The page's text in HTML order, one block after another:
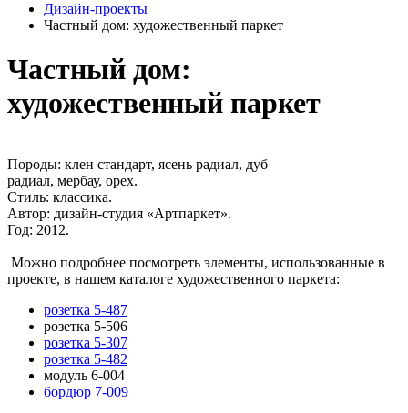
Дизайн-проекты
Частный дом: художественный паркет
Частный дом:
художественный паркет
Породы: клен стандарт, ясень радиал, дуб
радиал, мербау, орех.
Стиль: классика.
Автор: дизайн-студия «Артпаркет».
Год: 2012.
Можно подробнее посмотреть элементы, использованные в
проекте, в нашем каталоге художественного паркета:
розетка 5-487
розетка 5-506
розетка 5-307
розетка 5-482
модуль 6-004
бордюр 7-009